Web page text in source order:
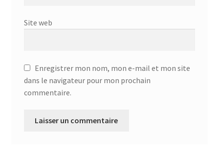
Site web
Enregistrer mon nom, mon e-mail et mon site
dans le navigateur pour mon prochain
commentaire.